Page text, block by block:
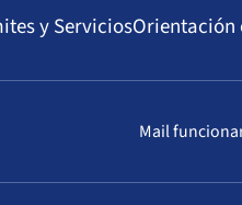
y ServiciosOrientación
Mail